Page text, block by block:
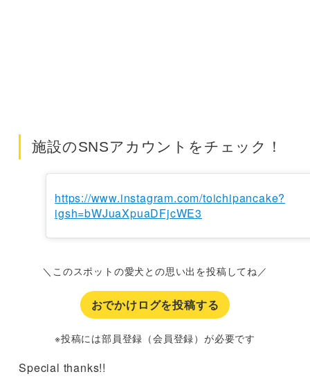
施設のSNSアカウントをチェック！
https://www.instagram.com/toichipancake?
igsh=bWJuaXpuaDFjcWE3
＼このスポットの愛犬との思い出を投稿してね／
おでかけログを投稿する
※投稿には部員登録（会員登録）が必要です
Special thanks!!